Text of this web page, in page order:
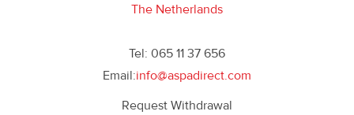
The Netherlands
Tel: 065 11 37 656
Email:info@aspadirect.com
Request Withdrawal